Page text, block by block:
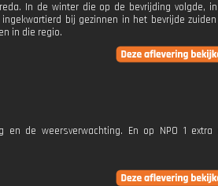
In de winter die op de bevrijding volgde,
bij gezinnen in het bevrijde zuiden
in die regio.
de weersverwachting. En op NPO 1 extra